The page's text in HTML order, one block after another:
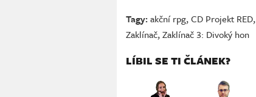
Tagy:akční rpg,CD Projekt RED,
Zaklínač,Zaklínač 3: Divoký hon
LÍBIL SE TI ČLÁNEK?